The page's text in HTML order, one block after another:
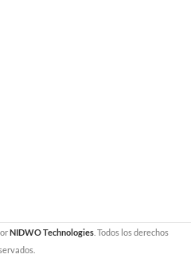
NIDWO Technologies . Todos los derechos